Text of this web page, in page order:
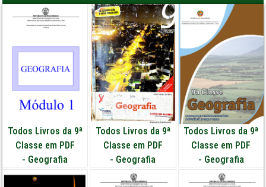
Formato:PDF
Todos Livros da 9ª
Classe em PDF
- Geografia
Todos Livros da 9ª
Classe em PDF
- Geografia
Todos Livros da 9ª
Classe em PDF
- Geografia